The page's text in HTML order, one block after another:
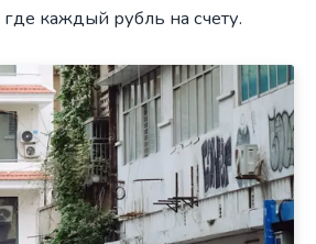
каждый рубль на счету.